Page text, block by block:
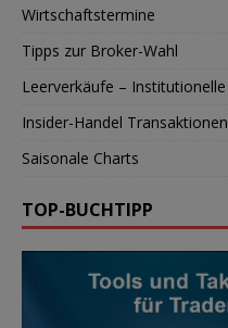
Wirtschaftstermine
Tipps zur Broker-Wahl
Leerverkäufe – Institutionelle
Insider-Handel Transaktionen
Saisonale Charts
TOP-BUCHTIPP